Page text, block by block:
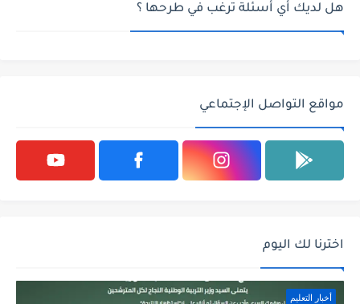
هل لديك أي أسئلة ترغب في طرحها ؟
مواقع التواصل الإجتماعي
اخترنا لك اليوم
أخبار التعليم